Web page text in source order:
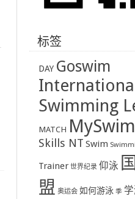
标签
DAY Goswim
International
Swimming
MATCH
Skills NT Swim
Trainer 世界纪录 仰泳
盟 奥运会 如何游泳 季